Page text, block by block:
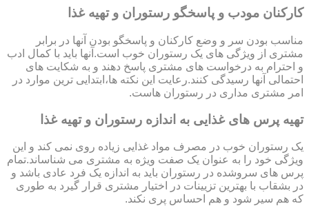
کارکنان مودب و پاسخگو رستوران و تهیه غذا
مناسب بودن سر و وضع کارکنان و پاسخگو بودن آنها در برابر
مشتری از ویژگی های یک رستوران خوب است.آنها باید با کمال ادب
و احترام به درخواست های مشتری پاسخ دهند و به شکایت های
احتمالی آنها رسیدگی کنند.رعایت این نکته ها،ابتدایی ترین موارد در
امر مشتری مداری در رستوران هاست.
تهیه پرس های غذایی به اندازه رستوران و تهیه غذا
یک رستوران خوب در مصرف مواد غذایی زیاده روی نمی کند و این
ویژگی خود را به عنوان یک صفت ویژه به مشتری می شناساند.تمام
پرس های سروشده در رستوران باید به اندازه یک فرد عادی باشد و
در بشقاب با بهترین تزیینات در اختیار مشتری قرار گیرد به طوری
که هم سیر شود و هم احساس پری نکند.